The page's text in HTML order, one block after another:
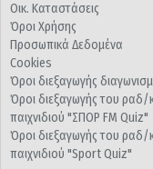
Οικ. Καταστάσεις
Όροι Χρήσης
Προσωπικά Δεδομένα
Cookies
Όροι διεξαγωγής
Όροι διεξαγωγής του ραδ/
παιχνιδιού "ΣΠΟΡ FM Quiz"
Όροι διεξαγωγής του ραδ/
παιχνιδιού "Sport Quiz"